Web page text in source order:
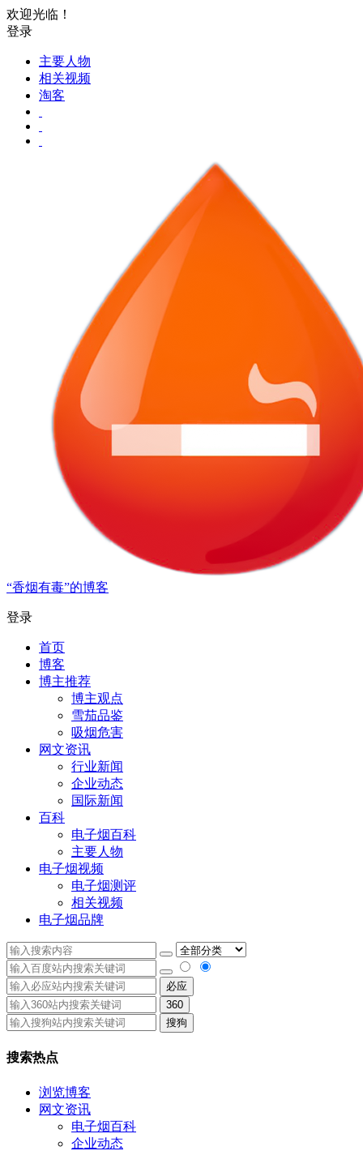
欢迎光临！
登录
主要人物
相关视频
淘客
“香烟有毒”的博客
登录
首页
博客
博主推荐
博主观点
雪茄品鉴
吸烟危害
网文资讯
行业新闻
企业动态
国际新闻
百科
电子烟百科
主要人物
电子烟视频
电子烟测评
相关视频
电子烟品牌
必应
360
搜狗
搜索热点
浏览博客
网文资讯
电子烟百科
企业动态